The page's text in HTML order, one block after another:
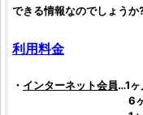
できる情報なのでしょうか
利用料金
・ インターネット会員…1
6ヶ月